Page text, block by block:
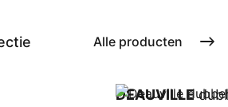
Alle producten
DEAUVILLE